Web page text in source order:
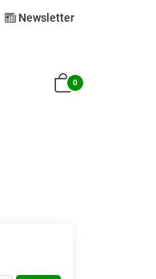
Newsletter
0